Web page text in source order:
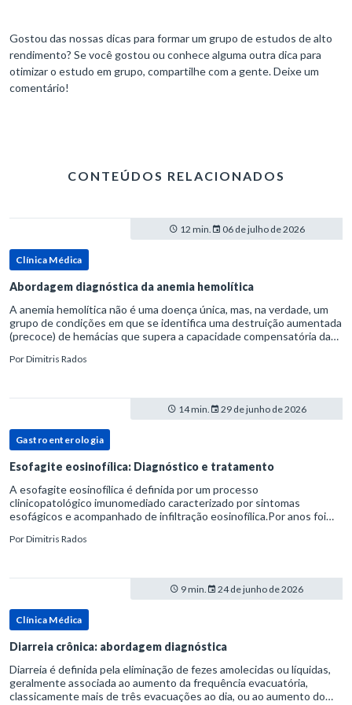
Gostou das nossas dicas para formar um grupo de estudos de alto
rendimento? Se você gostou ou conhece alguma outra dica para
otimizar o estudo em grupo, compartilhe com a gente. Deixe um
comentário!
CONTEÚDOS RELACIONADOS
12 min. 06 de julho de 2026
Clínica Médica
Abordagem diagnóstica da anemia hemolítica
A anemia hemolítica não é uma doença única, mas, na verdade, um
grupo de condições em que se identifica uma destruição aumentada
(precoce) de hemácias que supera a capacidade compensatória da
PorDimitris Rados
14 min. 29 de junho de 2026
Gastroenterologia
Esofagite eosinofílica: Diagnóstico e tratamento
A esofagite eosinofílica é definida por um processo
clinicopatológico imunomediado caracterizado por sintomas
esofágicos e acompanhado de infiltração eosinofílica.Por anos foi
refluxo gastr
PorDimitris Rados
9 min. 24 de junho de 2026
Clínica Médica
Diarreia crônica: abordagem diagnóstica
Diarreia é definida pela eliminação de fezes amolecidas ou líquidas,
geralmente associada ao aumento da frequência evacuatória,
classicamente mais de três evacuações ao dia, ou ao aumento do